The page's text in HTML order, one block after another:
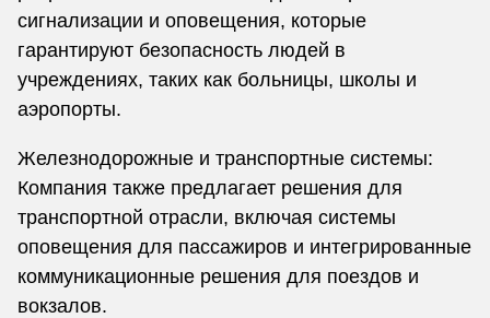
сигнализации и оповещения, которые
гарантируют безопасность людей в
учреждениях, таких как больницы, школы и
аэропорты.
Железнодорожные и транспортные системы:
Компания также предлагает решения для
транспортной отрасли, включая системы
оповещения для пассажиров и интегрированные
коммуникационные решения для поездов и
вокзалов.